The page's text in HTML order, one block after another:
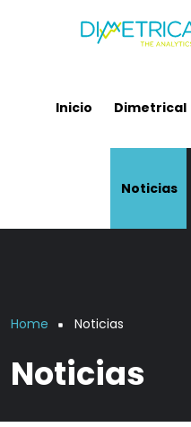
Inicio Dimetrical
Noticias
Breadcrumb
Home Noticias
Noticias